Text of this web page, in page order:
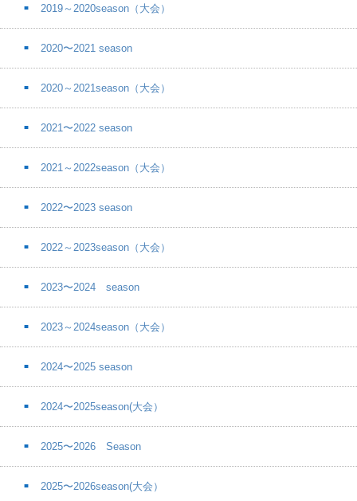
2019～2020season（大会）
2020〜2021 season
2020～2021season（大会）
2021〜2022 season
2021～2022season（大会）
2022〜2023 season
2022～2023season（大会）
2023〜2024 season
2023～2024season（大会）
2024〜2025 season
2024〜2025season(大会）
2025〜2026 Season
2025〜2026season(大会）